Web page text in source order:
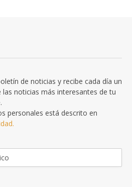
de noticias y recibe cada día un
noticias más interesantes de tu
personales está descrito en